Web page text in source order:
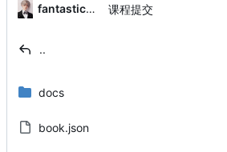
fantasticbin 课程提交
..
docs
book.json